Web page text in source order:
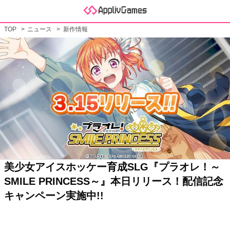
TOP ニュース 新作情報
美少女アイスホッケー育成SLG『プラオレ！～
SMILE PRINCESS～』本日リリース！配信記念
キャンペーン実施中!!